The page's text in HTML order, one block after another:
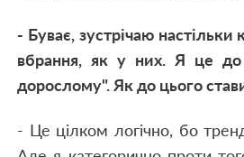
- Буває, зустрічаю
вбрання, як у них. Я це до
дорослому". Як до цього
- Це цілком логічно, бо